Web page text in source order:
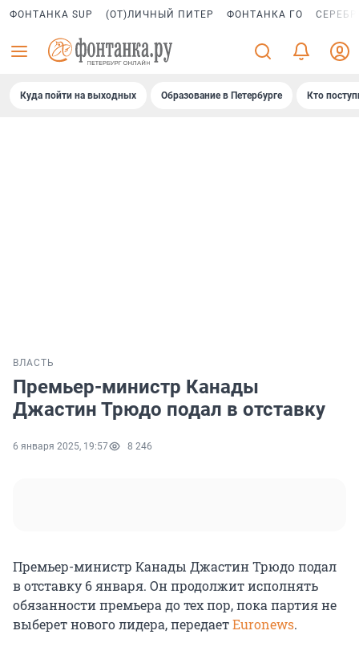
ФОНТАНКА SUP (ОТ)ЛИЧНЫЙ ПИТЕР ФОНТАНКА ГО
Куда пойти на выходных Образование в Петербурге Кто
ВЛАСТЬ
Премьер-министр Канады
Джастин Трюдо подал в отставку
6 января 2025, 19:57 8 246
Премьер-министр Канады Джастин Трюдо подал
в отставку 6 января. Он продолжит исполнять
обязанности премьера до тех пор, пока партия не
выберет нового лидера, передаетEuronews.